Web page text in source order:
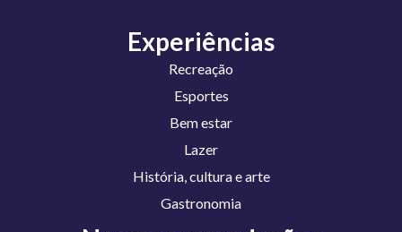
Experiências
Recreação
Esportes
Bem estar
Lazer
História, cultura e arte
Gastronomia